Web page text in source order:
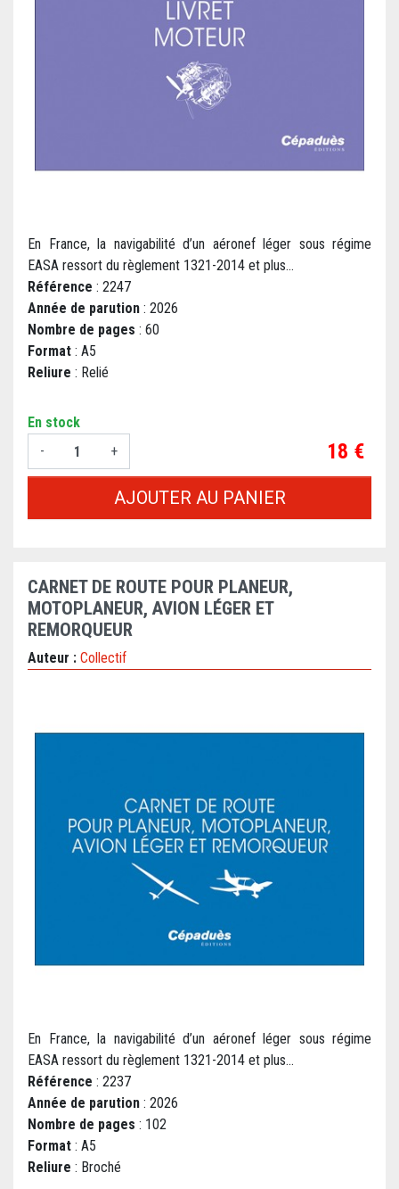
En France, la navigabilité d’un aéronef léger sous régime
EASA ressort du règlement 1321-2014 et plus...
Référence : 2247
Année de parution : 2026
Nombre de pages : 60
Format : A5
Reliure : Relié
En stock
-
+ Prix
18 €
AJOUTER AU PANIER
CARNET DE ROUTE POUR PLANEUR,
MOTOPLANEUR, AVION LÉGER ET
REMORQUEUR
Auteur : Collectif
En France, la navigabilité d’un aéronef léger sous régime
EASA ressort du règlement 1321-2014 et plus...
Référence : 2237
Année de parution : 2026
Nombre de pages : 102
Format : A5
Reliure : Broché